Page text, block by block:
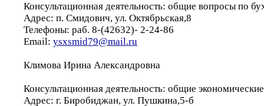
Консультационная деятельность: общие вопросы по
Адрес: п. Смидович, ул. Октябрьская,8
Телефоны: раб. 8-(42632)- 2-24-86
Email: ysxsmid79@mail.ru
Климова Ирина Александровна
Консультационная деятельность: общие
Адрес: г. Биробиджан, ул. Пушкина,5-б